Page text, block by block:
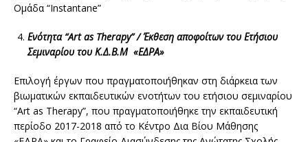
Ομάδα “Instantane”
Ενότητα “Art as Therapy” / Έκθεση αποφοίτων του Ετήσιου
Σεμιναρίου του Κ.Δ.Β.Μ «ΕΔΡΑ»
Επιλογή έργων που πραγματοποιήθηκαν στη διάρκεια των
βιωματικών εκπαιδευτικών ενοτήτων του ετήσιου σεμιναρίου
“Art as Therapy”, που πραγματοποιήθηκε την εκπαιδευτική
περίοδο 2017-2018 από το Κέντρο Δια Βίου Μάθησης